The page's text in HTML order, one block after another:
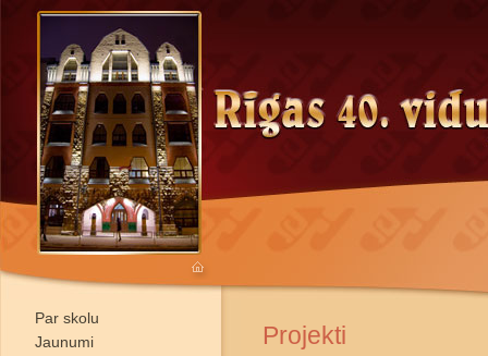
Par skolu
Jaunumi
Projekti